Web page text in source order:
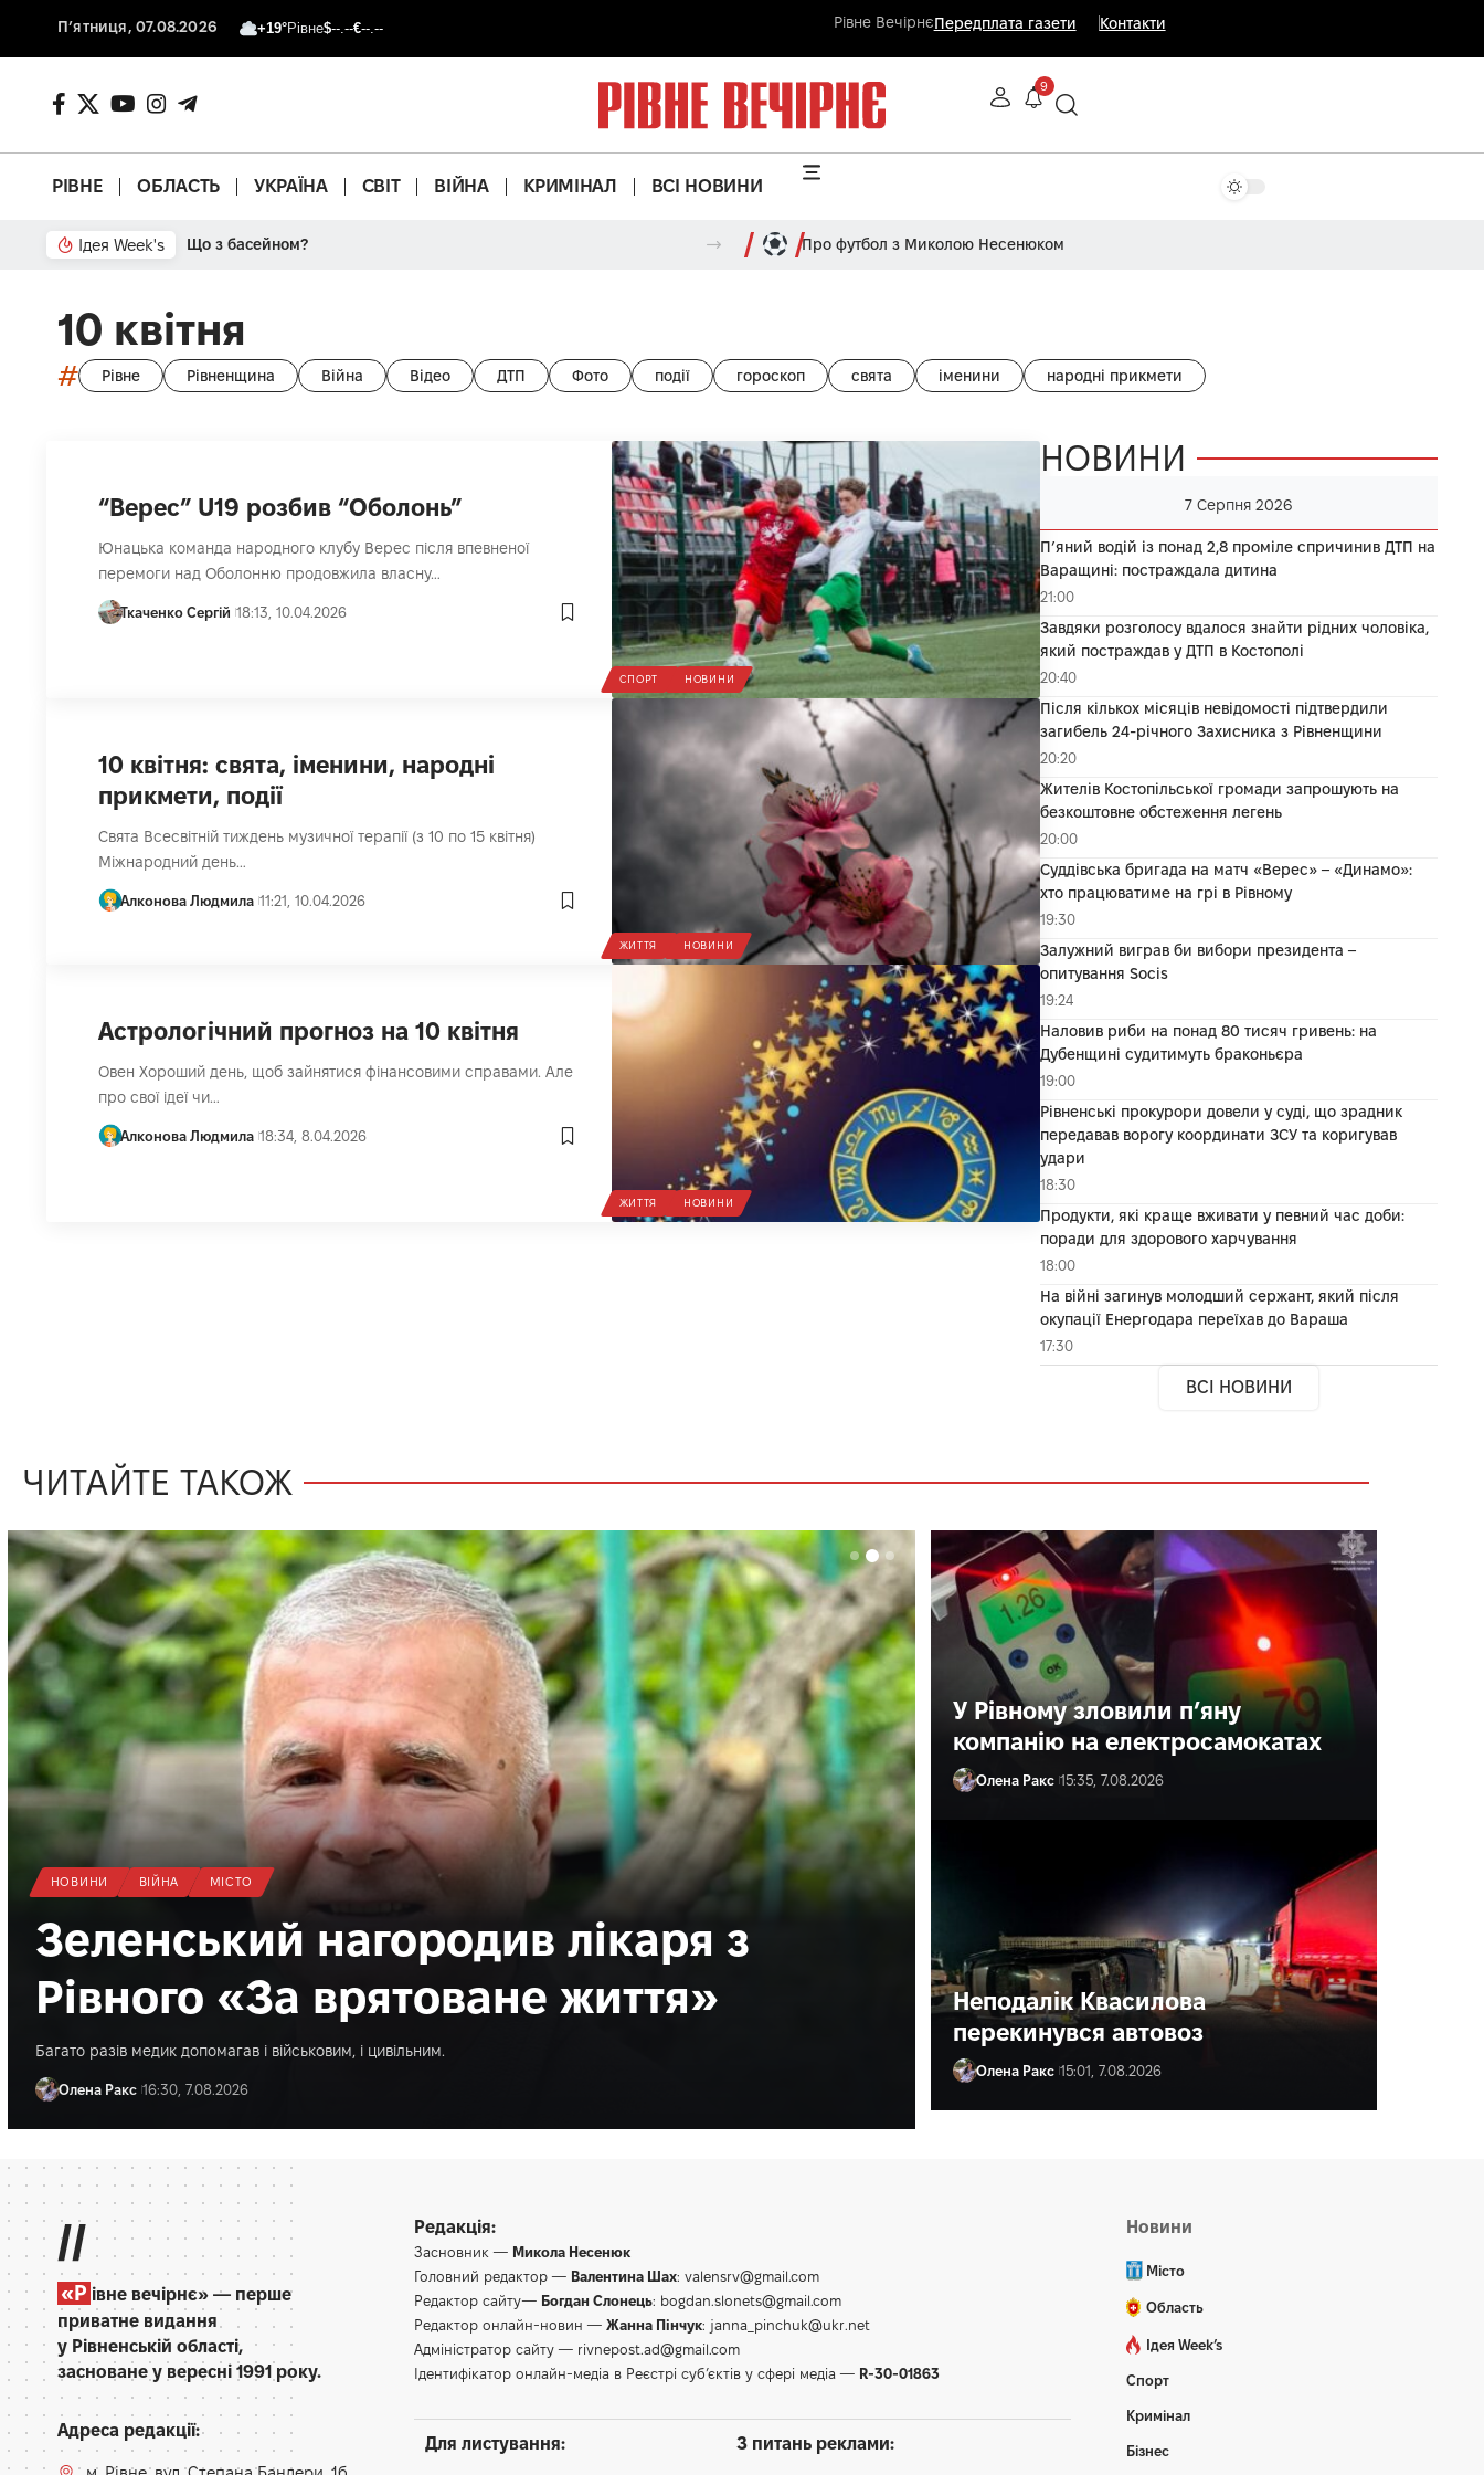
П’ятниця, 07.08.2026 +19°Рівне$--.--€--.-- Рівне ВечірнєПередплата газети Контакти
9
РІВНЕ ОБЛАСТЬ УКРАЇНА СВІТ ВІЙНА КРИМІНАЛ ВСІ НОВИНИ
Ідея Week's Що з басейном? Про футбол з Миколою Несенюком
10 квітня
# Рівне Рівненщина Війна Відео ДТП Фото події гороскоп свята іменини народні прикмети
СПОРТ НОВИНИ
“Верес” U19 розбив “Оболонь”
Юнацька команда народного клубу Верес після впевненої
перемоги над Оболонню продовжила власну…
Ткаченко Сергій 18:13, 10.04.2026
ЖИТТЯ НОВИНИ
10 квітня: свята, іменини, народні
прикмети, події
Свята Всесвітній тиждень музичної терапії (з 10 по 15 квітня)
Міжнародний день…
Алконова Людмила 11:21, 10.04.2026
ЖИТТЯ НОВИНИ
Астрологічний прогноз на 10 квітня
Овен Хороший день, щоб зайнятися фінансовими справами. Але
про свої ідеї чи…
Алконова Людмила 18:34, 8.04.2026
НОВИНИ
7 Серпня 2026
П’яний водій із понад 2,8 проміле спричинив ДТП на
Варащині: постраждала дитина
21:00
Завдяки розголосу вдалося знайти рідних чоловіка,
який постраждав у ДТП в Костополі
20:40
Після кількох місяців невідомості підтвердили
загибель 24-річного Захисника з Рівненщини
20:20
Жителів Костопільської громади запрошують на
безкоштовне обстеження легень
20:00
Суддівська бригада на матч «Верес» – «Динамо»:
хто працюватиме на грі в Рівному
19:30
Залужний виграв би вибори президента –
опитування Socis
19:24
Наловив риби на понад 80 тисяч гривень: на
Дубенщині судитимуть браконьєра
19:00
Рівненські прокурори довели у суді, що зрадник
передавав ворогу координати ЗСУ та коригував
удари
18:30
Продукти, які краще вживати у певний час доби:
поради для здорового харчування
18:00
На війні загинув молодший сержант, який після
окупації Енергодара переїхав до Вараша
17:30
ВСІ НОВИНИ
ЧИТАЙТЕ ТАКОЖ
НОВИНИ ВІЙНА МІСТО
Зеленський нагородив лікаря з
Рівного «За врятоване життя»
Багато разів медик допомагав і військовим, і цивільним.
Олена Ракс 16:30, 7.08.2026
У Рівному зловили п’яну
компанію на електросамокатах
Олена Ракс 15:35, 7.08.2026
Неподалік Квасилова
перекинувся автовоз
Олена Ракс 15:01, 7.08.2026
//
«Р івне вечірнє» — перше
приватне видання
у Рівненській області,
засноване у вересні 1991 року.
Адреса редакції:
Редакція:
Засновник — Микола Несенюк
Головний редактор — Валентина Шах: valensrv@gmail.com
Редактор сайту— Богдан Слонець: bogdan.slonets@gmail.com
Редактор онлайн-новин — Жанна Пінчук: janna_pinchuk@ukr.net
Адміністратор сайту — rivnepost.ad@gmail.com
Ідентифікатор онлайн-медіа в Реєстрі суб’єктів у сфері медіа — R-30-01863
Для листування: З питань реклами:
Новини
Місто
Область
Ідея Week’s
Спорт
Кримінал
Бізнес